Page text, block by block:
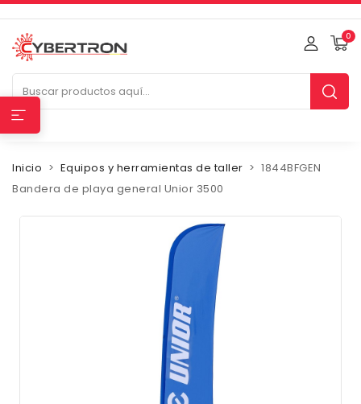
0
Inicio Equipos y herramientas de taller
1844BFGEN
Bandera de playa general Unior 3500